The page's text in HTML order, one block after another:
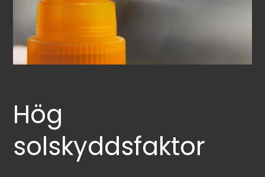
Hög
solskyddsfaktor